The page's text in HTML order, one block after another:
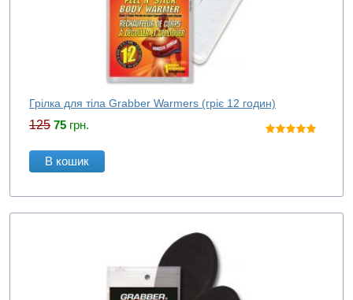
Грілка для тіла Grabber Warmers (гріє 12 годин)
125 75 грн.
В кошик